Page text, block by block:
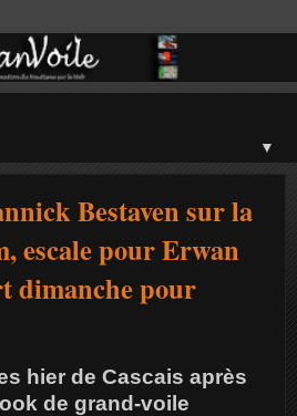
▼
Bestaven sur la
escale pour Erwan
dimanche pour
hier de Cascais après
de grand-voile